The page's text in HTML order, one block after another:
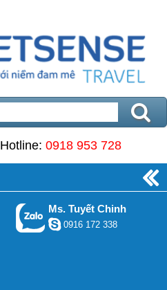
Hotline: 0918 953 728
Ms. Tuyết Chinh
0916 172 338